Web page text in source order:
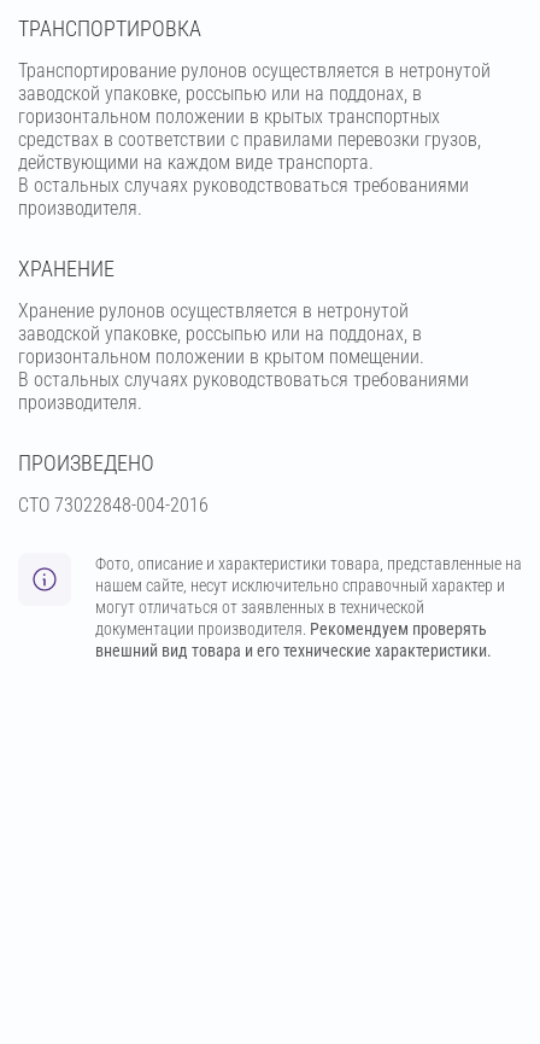
ТРАНСПОРТИРОВКА
Транспортирование рулонов осуществляется в нетронутой
заводской упаковке, россыпью или на поддонах, в
горизонтальном положении в крытых транспортных
средствах в соответствии с правилами перевозки грузов,
действующими на каждом виде транспорта.
В остальных случаях руководствоваться требованиями
производителя.
ХРАНЕНИЕ
Хранение рулонов осуществляется в нетронутой
заводской упаковке, россыпью или на поддонах, в
горизонтальном положении в крытом помещении.
В остальных случаях руководствоваться требованиями
производителя.
ПРОИЗВЕДЕНО
СТО 73022848-004-2016
Фото, описание и характеристики товара, представленные на
нашем сайте, несут исключительно справочный характер и
могут отличаться от заявленных в технической
документации производителя. Рекомендуем проверять
внешний вид товара и его технические характеристики.